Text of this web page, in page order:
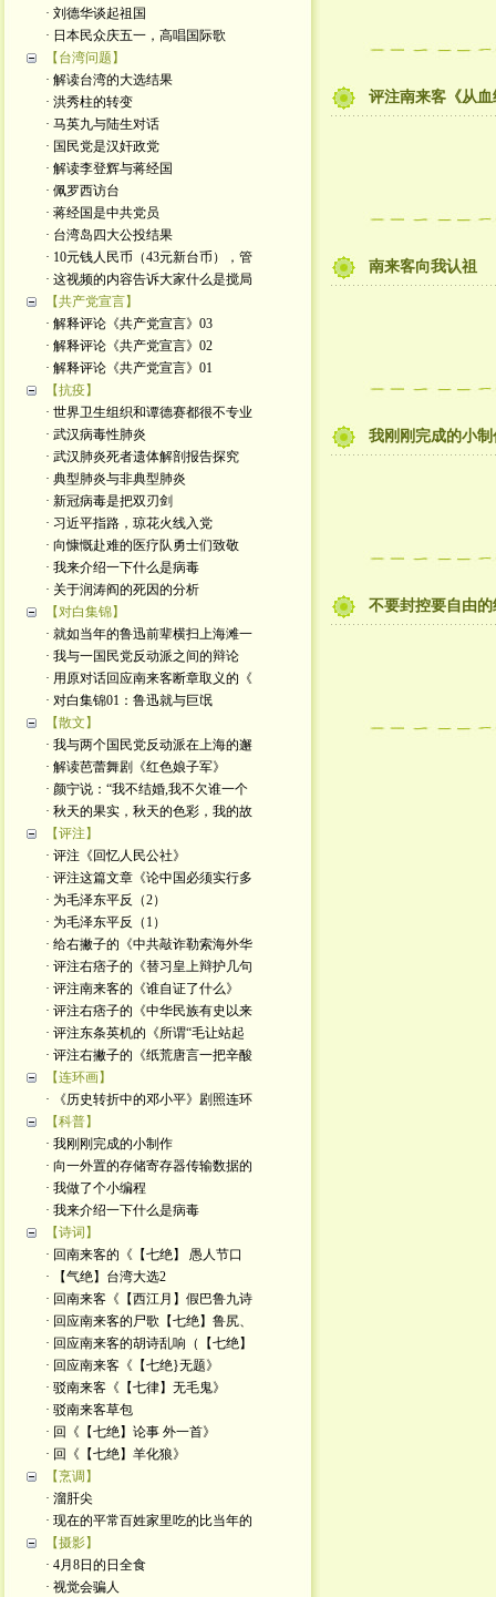
· 刘德华谈起祖国
· 日本民众庆五一，高唱国际歌
【台湾问题】
· 解读台湾的大选结果
· 洪秀柱的转变
· 马英九与陆生对话
· 国民党是汉奸政党
· 解读李登辉与蒋经国
· 佩罗西访台
· 蒋经国是中共党员
· 台湾岛四大公投结果
· 10元钱人民币（43元新台币），管
· 这视频的内容告诉大家什么是搅局
【共产党宣言】
· 解释评论《共产党宣言》03
· 解释评论《共产党宣言》02
· 解释评论《共产党宣言》01
【抗疫】
· 世界卫生组织和谭德赛都很不专业
· 武汉病毒性肺炎
· 武汉肺炎死者遗体解剖报告探究
· 典型肺炎与非典型肺炎
· 新冠病毒是把双刃剑
· 习近平指路，琼花火线入党
· 向慷慨赴难的医疗队勇士们致敬
· 我来介绍一下什么是病毒
· 关于润涛阎的死因的分析
【对白集锦】
· 就如当年的鲁迅前辈横扫上海滩一
· 我与一国民党反动派之间的辩论
· 用原对话回应南来客断章取义的《
· 对白集锦01：鲁迅就与巨氓
【散文】
· 我与两个国民党反动派在上海的邂
· 解读芭蕾舞剧《红色娘子军》
· 颜宁说：“我不结婚,我不欠谁一个
· 秋天的果实，秋天的色彩，我的故
【评注】
· 评注《回忆人民公社》
· 评注这篇文章《论中国必须实行多
· 为毛泽东平反（2）
· 为毛泽东平反（1）
· 给右撇子的《中共敲诈勒索海外华
· 评注右痞子的《替习皇上辩护几句
· 评注南来客的《谁自证了什么》
· 评注右痞子的《中华民族有史以来
· 评注东条英机的《所谓“毛让站起
· 评注右撇子的《纸荒唐言一把辛酸
【连环画】
· 《历史转折中的邓小平》剧照连环
【科普】
· 我刚刚完成的小制作
· 向一外置的存储寄存器传输数据的
· 我做了个小编程
· 我来介绍一下什么是病毒
【诗词】
· 回南来客的《【七绝】 愚人节口
· 【气绝】台湾大选2
· 回南来客《【西江月】假巴鲁九诗
· 回应南来客的尸歌【七绝】鲁尻、
· 回应南来客的胡诗乱响（【七绝】
· 回应南来客《【七绝}无题》
· 驳南来客《【七律】无毛鬼》
· 驳南来客草包
· 回《【七绝】论事 外一首》
· 回《【七绝】羊化狼》
【烹调】
· 溜肝尖
· 现在的平常百姓家里吃的比当年的
【摄影】
· 4月8日的日全食
· 视觉会骗人
评注南来客《从
南来客向我认祖
我刚刚完成的小制
不要封控要自由的